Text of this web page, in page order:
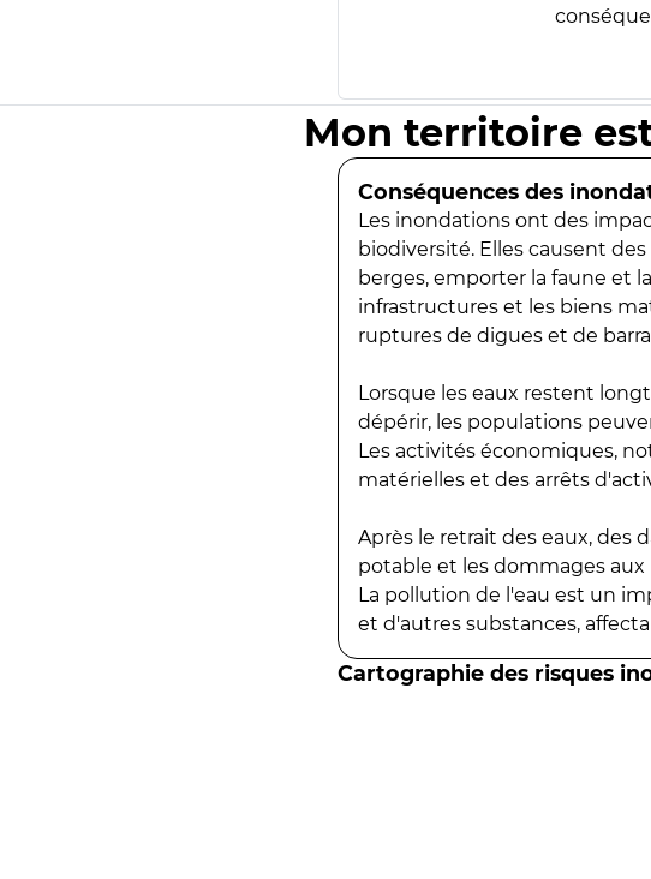
Mon territoire
Conséquences des
Les inondations ont des
biodiversité. Elles causent
berges, emporter la faune et
infrastructures et les biens
ruptures de digues et de
Lorsque les eaux restent
dépérir, les populations
Les activités économiques,
matérielles et des arrêts
Après le retrait des eaux, des
potable et les dommages
La pollution de l'eau est un
et d'autres substances,
Cartographie des risques